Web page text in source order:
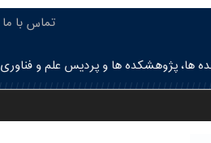
تماس با ما
ها، پژوهشکده ها و پردیس علم و فناوری